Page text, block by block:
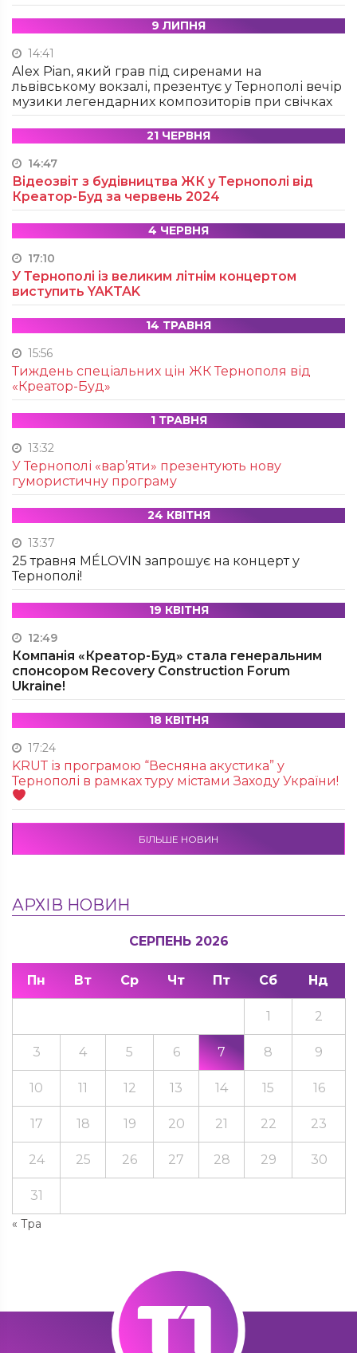
9 ЛИПНЯ
14:41
Alex Pian, який грав під сиренами на
львівському вокзалі, презентує у Тернополі вечір
музики легендарних композиторів при свічках
21 ЧЕРВНЯ
14:47
Відеозвіт з будівництва ЖК у Тернополі від
Креатор-Буд за червень 2024
4 ЧЕРВНЯ
17:10
У Тернополі із великим літнім концертом
виступить YAKTAK
14 ТРАВНЯ
15:56
Тиждень спеціальних цін ЖК Тернополя від
«Креатор-Буд»
1 ТРАВНЯ
13:32
У Тернополі «вар’яти» презентують нову
гумористичну програму
24 КВІТНЯ
13:37
25 травня MÉLOVIN запрошує на концерт у
Тернополі!
19 КВІТНЯ
12:49
Компанія «Креатор-Буд» стала генеральним
спонсором Recovery Construction Forum
Ukraine!
18 КВІТНЯ
17:24
KRUТ із програмою “Весняна акустика” у
Тернополі в рамках туру містами Заходу України!
БІЛЬШЕ НОВИН
АРХІВ НОВИН
СЕРПЕНЬ 2026
Пн Вт Ср Чт Пт Сб Нд
« Тра
1 2
3 4 5 6 7 8 9
10 11 12 13 14 15 16
17 18 19 20 21 22 23
24 25 26 27 28 29 30
31